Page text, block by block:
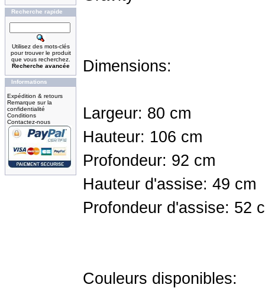
Recherche rapide
Utilisez des mots-clés
pour trouver le produit
que vous recherchez.
Recherche avancée
Informations
Expédition & retours
Remarque sur la
confidentialité
Conditions
Contactez-nous
Dimensions:
Largeur: 80 cm
Hauteur: 106 cm
Profondeur: 92 cm
Hauteur d'assise: 49 cm
Profondeur d'assise: 52
Couleurs disponibles: